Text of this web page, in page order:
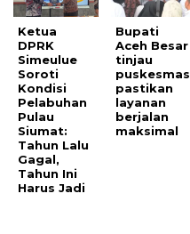
Ketua
DPRK
Simeulue
Soroti
Kondisi
Pelabuhan
Pulau
Siumat:
Tahun Lalu
Gagal,
Tahun Ini
Harus Jadi
Bupati
Aceh Besar
tinjau
puskesmas
pastikan
layanan
berjalan
maksimal